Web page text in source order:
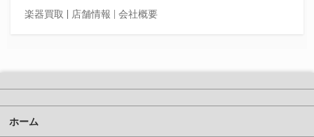
楽器買取 | 店舗情報 | 会社概要
ホーム